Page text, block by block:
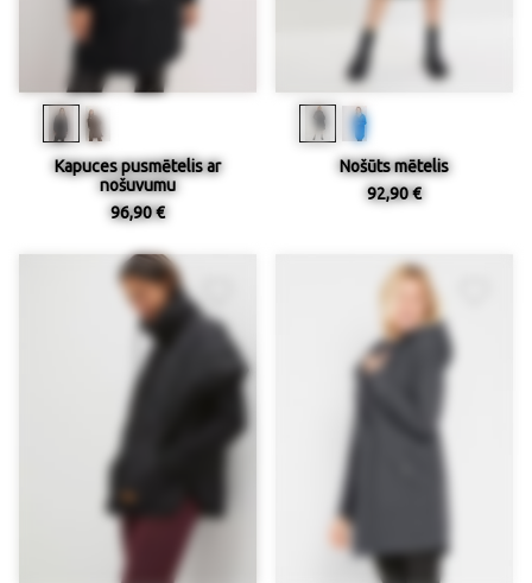
Kapuces pusmētelis ar
nošuvumu
96,90 €
Nošūts mētelis
92,90 €